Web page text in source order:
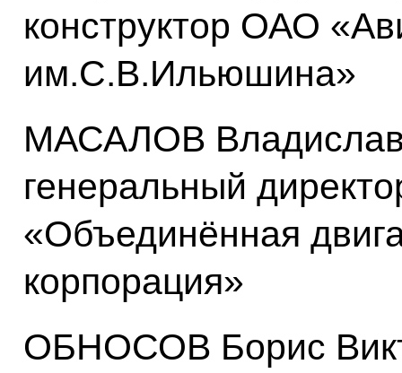
конструктор ОАО
им.С.В.Ильюшина»
МАСАЛОВ Владислав
генеральный
«Объединённая
корпорация»
ОБНОСОВ Борис